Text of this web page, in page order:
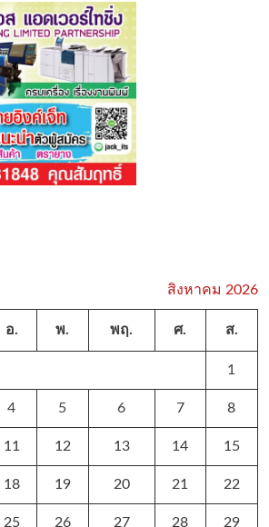
สิงหาคม 2026
อ. พ. พฤ. ศ. ส.
1
4 5 6 7 8
11 12 13 14 15
18 19 20 21 22
25 26 27 28 29